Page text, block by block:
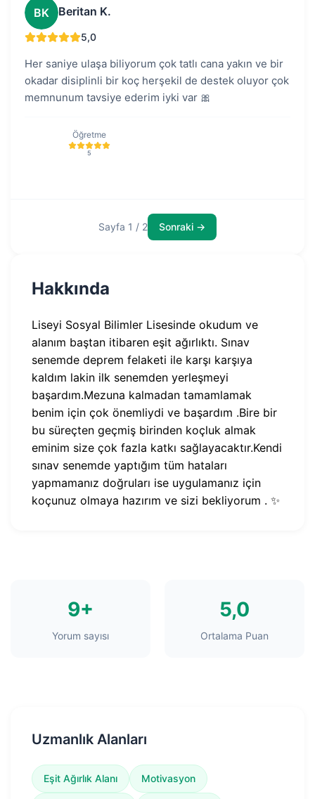
BK Beritan K.
5,0
Her saniye ulaşa biliyorum çok tatlı cana yakın ve bir
okadar disiplinli bir koç herşekil de destek oluyor çok
memnunum tavsiye ederim iyki var 🎀
Öğretme
5
Sayfa 1 / 2 Sonraki →
Hakkında
Liseyi Sosyal Bilimler Lisesinde okudum ve
alanım baştan itibaren eşit ağırlıktı. Sınav
senemde deprem felaketi ile karşı karşıya
kaldım lakin ilk senemden yerleşmeyi
başardım.Mezuna kalmadan tamamlamak
benim için çok önemliydi ve başardım .Bire bir
bu süreçten geçmiş birinden koçluk almak
eminim size çok fazla katkı sağlayacaktır.Kendi
sınav senemde yaptığım tüm hataları
yapmamanız doğruları ise uygulamanız için
koçunuz olmaya hazırım ve sizi bekliyorum . ✨
9+
Yorum sayısı
5,0
Ortalama Puan
Uzmanlık Alanları
Eşit Ağırlık Alanı Motivasyon